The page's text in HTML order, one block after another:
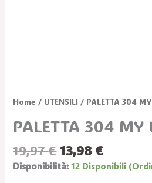
Home / UTENSILI / PALETTA 304
PALETTA 304 MY
19,97€ 13,98 €
Disponibilità: 12 Disponibili